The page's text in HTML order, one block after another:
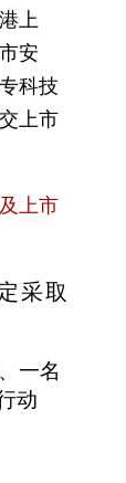
上
安
科技
上市
上市
采取
一名
动